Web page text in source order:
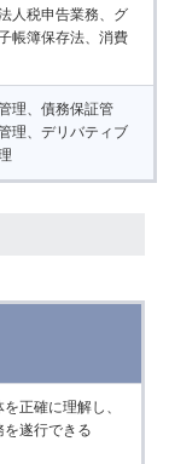
人税申告業務、グ
帳簿保存法、消費
理、債務保証管
理、デリバティブ
正確に理解し、
遂行できる